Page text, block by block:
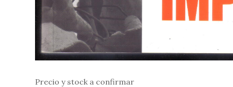
Precio y stock a confirmar